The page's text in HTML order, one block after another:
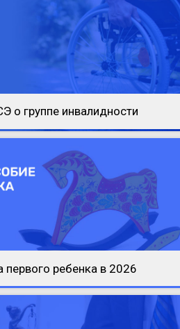
о группе инвалидности
ребенка в 2026